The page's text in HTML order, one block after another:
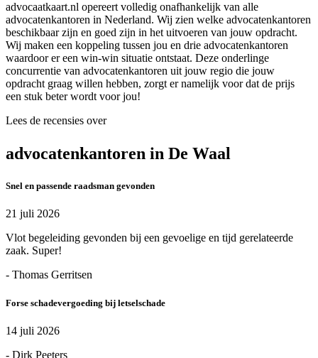
advocaatkaart.nl opereert volledig onafhankelijk van alle
advocatenkantoren in Nederland. Wij zien welke advocatenkantoren
beschikbaar zijn en goed zijn in het uitvoeren van jouw opdracht.
Wij maken een koppeling tussen jou en drie advocatenkantoren
waardoor er een win-win situatie ontstaat. Deze onderlinge
concurrentie van advocatenkantoren uit jouw regio die jouw
opdracht graag willen hebben, zorgt er namelijk voor dat de prijs
een stuk beter wordt voor jou!
Lees de recensies over
advocatenkantoren in De Waal
Snel en passende raadsman gevonden
21 juli 2026
Vlot begeleiding gevonden bij een gevoelige en tijd gerelateerde
zaak. Super!
- Thomas Gerritsen
Forse schadevergoeding bij letselschade
14 juli 2026
- Dirk Peeters